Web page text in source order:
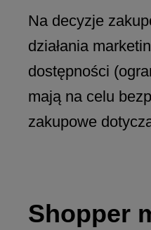
Na decyzje
działania
dostępności
mają na celu
zakupowe
Shopper